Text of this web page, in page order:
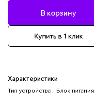
В корзину
Купить в 1 клик
Характеристики
Тип устройства : Блок питания